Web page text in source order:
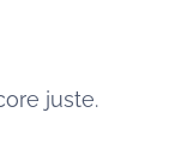
juste.